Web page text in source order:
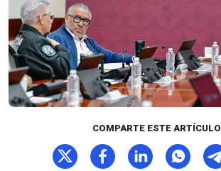
COMPARTE ESTE ARTÍCULO